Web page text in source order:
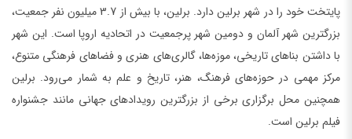
پایتخت خود را در شهر برلین دارد. برلین، با بیش از 3.7 میلیون نفر جمعیت،
بزرگترین شهر آلمان و دومین شهر پرجمعیت در اتحادیه اروپا است. این شهر
با داشتن بناهای تاریخی، موزه‌ها، گالری‌های هنری و فضاهای فرهنگی متنوع،
مرکز مهمی در حوزه‌های فرهنگ، هنر، تاریخ و علم به شمار می‌رود. برلین
همچنین محل برگزاری برخی از بزرگترین رویدادهای جهانی مانند جشنواره
فیلم برلین است.